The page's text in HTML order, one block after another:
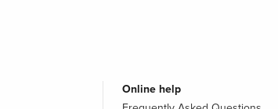
Online help